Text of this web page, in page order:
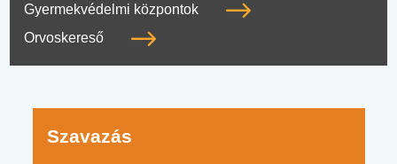
Gyermekvédelmi központok
Orvoskereső
Szavazás